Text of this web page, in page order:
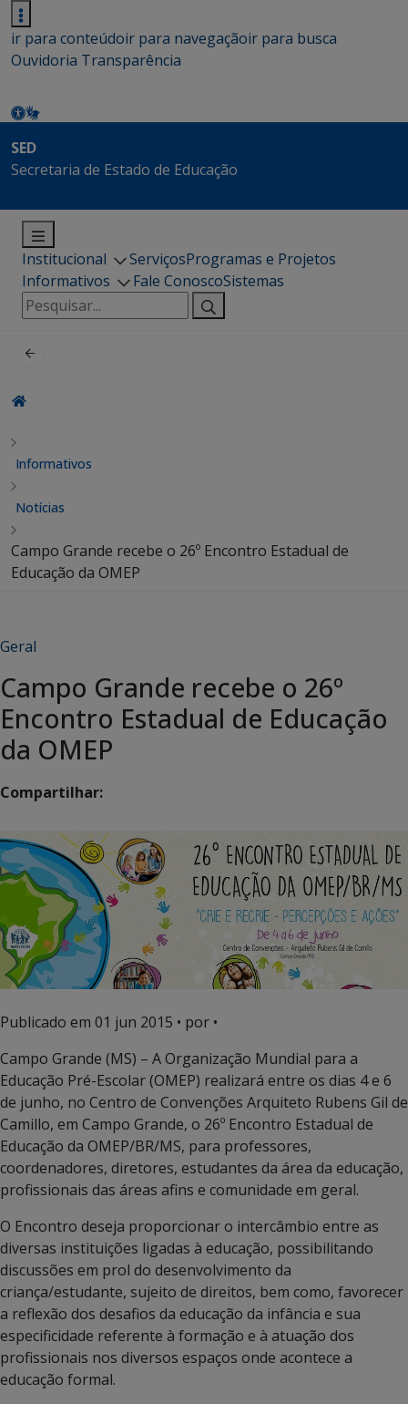
ir para conteúdoir para navegaçãoir para busca
Ouvidoria Transparência
SED
Secretaria de Estado de Educação
Institucional ServiçosProgramas e Projetos
Informativos
Fale ConoscoSistemas
Pesquisar
por:
Informativos
Notícias
Campo Grande recebe o 26º Encontro Estadual de
Educação da OMEP
Geral
Campo Grande recebe o 26º
Encontro Estadual de Educação
da OMEP
Compartilhar:
Publicado em 01 jun 2015 • por •
Campo Grande (MS) – A Organização Mundial para a
Educação Pré-Escolar (OMEP) realizará entre os dias 4 e 6
de junho, no Centro de Convenções Arquiteto Rubens Gil de
Camillo, em Campo Grande, o 26º Encontro Estadual de
Educação da OMEP/BR/MS, para professores,
coordenadores, diretores, estudantes da área da educação,
profissionais das áreas afins e comunidade em geral.
O Encontro deseja proporcionar o intercâmbio entre as
diversas instituições ligadas à educação, possibilitando
discussões em prol do desenvolvimento da
criança/estudante, sujeito de direitos, bem como, favorecer
a reflexão dos desafios da educação da infância e sua
especificidade referente à formação e à atuação dos
profissionais nos diversos espaços onde acontece a
educação formal.